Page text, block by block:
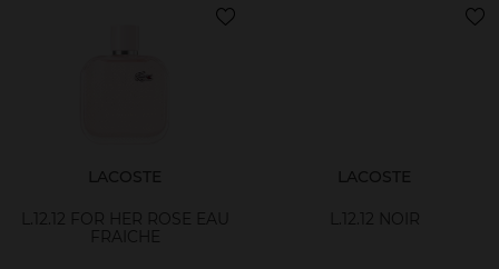
LACOSTE
L.12.12 FOR HER ROSE EAU
FRAICHE
LACOSTE
L.12.12 NOIR